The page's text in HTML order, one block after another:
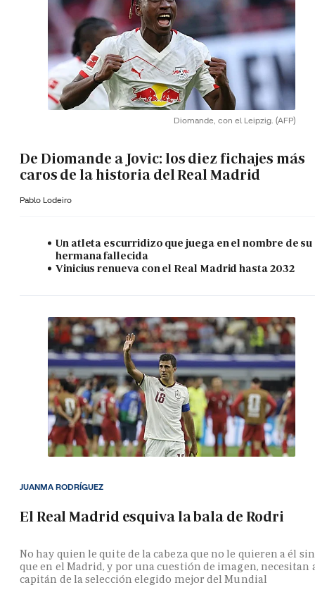
Diomande, con el Leipzig. (AFP)
De Diomande a Jovic: los diez fichajes más
caros de la historia del Real Madrid
Pablo Lodeiro
Un atleta escurridizo que juega en el nombre de su
hermana fallecida
Vinicius renueva con el Real Madrid hasta 2032
El Real Madrid esquiva la bala de Rodri
No hay quien le quite de la cabeza que no le quieren a él
que en el Madrid, y por una cuestión de imagen, necesitan
capitán de la selección elegido mejor del Mundial
JUANMA RODRÍGUEZ